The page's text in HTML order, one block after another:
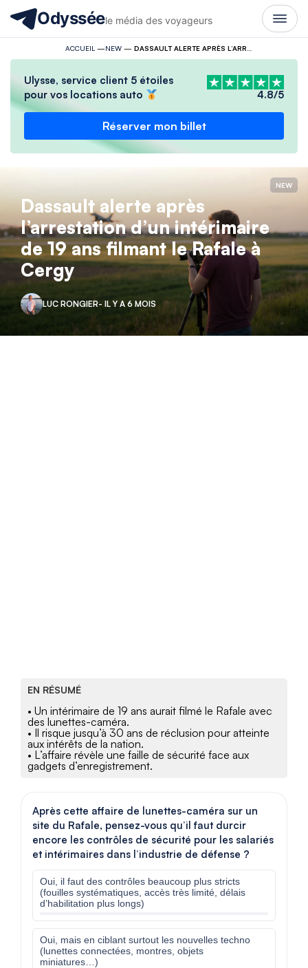
Odysséele média des voyageurs
ACCUEIL —NEW—
Ulysse, service client 5 étoiles
pour vos locations auto
4.8/5
Réserver mon billet
NEW
Dassault alerte après
l’arrestation d’un intérimaire
de 19 ans filmant le Rafale à
Cergy
LUC RONGIER- IL Y A 6 MOIS
EN RÉSUMÉ
• Un intérimaire de 19 ans aurait filmé le Rafale avec
des lunettes-caméra.
• Il risque jusqu’à 30 ans de réclusion pour atteinte
aux intérêts de la nation.
• L’affaire révèle une faille de sécurité face aux
gadgets d’enregistrement.
Après cette affaire de lunettes-caméra sur un
site du Rafale, pensez-vous qu’il faut durcir
encore les contrôles de sécurité pour les salariés
et intérimaires dans l’industrie de défense ?
Oui, il faut des contrôles beaucoup plus stricts
(fouilles systématiques, accès très limité, délais
d’habilitation plus longs)
Oui, mais en ciblant surtout les nouvelles techno
(lunettes connectées, montres, objets
miniatures…)